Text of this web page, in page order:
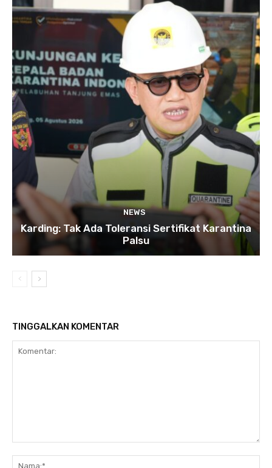
NEWS
Karding: Tak Ada Toleransi Sertifikat Karantina
Palsu
TINGGALKAN KOMENTAR